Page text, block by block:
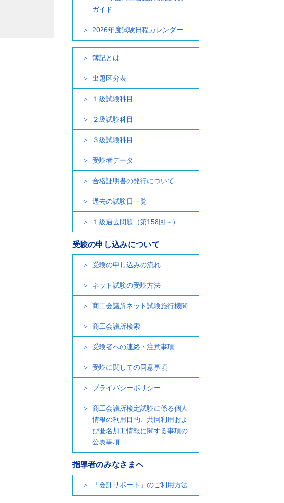
ガイド
2026年度試験日程カレンダー
簿記とは
出題区分表
１級試験科目
２級試験科目
３級試験科目
受験者データ
合格証明書の発行について
過去の試験日一覧
１級過去問題（第158回～）
受験の申し込みについて
受験の申し込みの流れ
ネット試験の受験方法
商工会議所ネット試験施行機関
商工会議所検索
受験者への連絡・注意事項
受験に関しての同意事項
プライバシーポリシー
商工会議所検定試験に係る個人
情報の利用目的、共同利用およ
び匿名加工情報に関する事項の
公表事項
指導者のみなさまへ
「会計サポート」のご利用方法